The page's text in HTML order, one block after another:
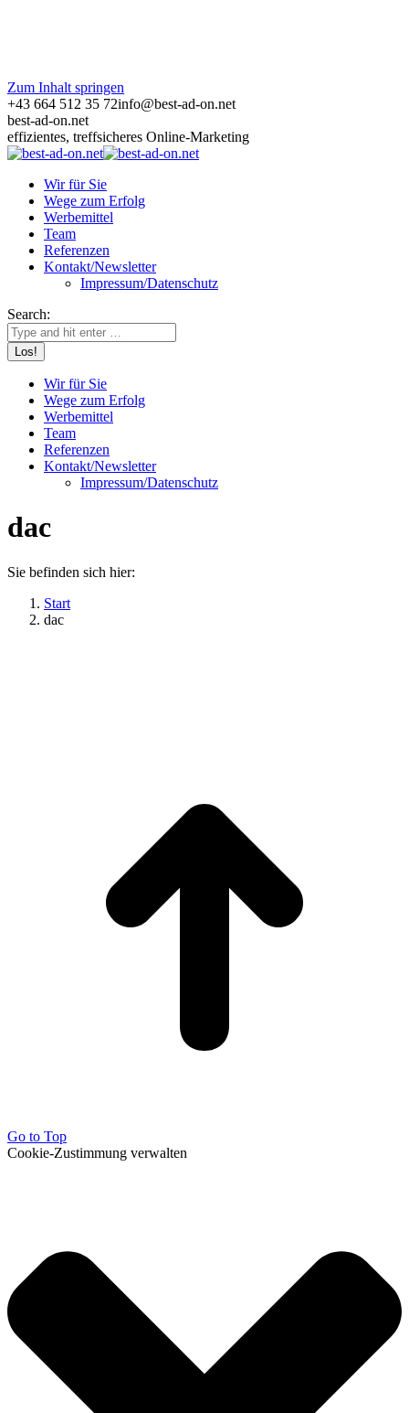
Zum Inhalt springen
+43 664 512 35 72info@best-ad-on.net
best-ad-on.net
effizientes, treffsicheres Online-Marketing
Wir für Sie
Wege zum Erfolg
Werbemittel
Team
Referenzen
Kontakt/Newsletter
Impressum/Datenschutz
Search:
Wir für Sie
Wege zum Erfolg
Werbemittel
Team
Referenzen
Kontakt/Newsletter
Impressum/Datenschutz
dac
Sie befinden sich hier:
Start
dac
Go to Top
Cookie-Zustimmung verwalten